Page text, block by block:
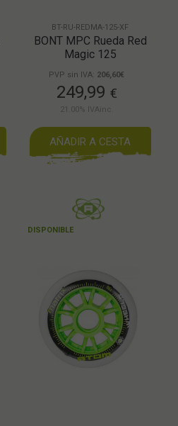
BT-RU-REDMA-125-XF
BONT MPC Rueda Red
Magic 125
PVP sin IVA: 206,60€
249,99 €
21.00% IVAinc.
AÑADIR A CESTA
DISPONIBLE